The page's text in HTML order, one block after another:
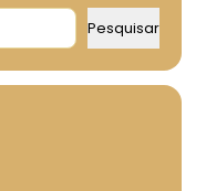
Pesquisar